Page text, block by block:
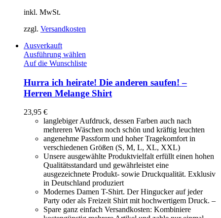
inkl. MwSt.
zzgl. Versandkosten
Ausverkauft
Ausführung wählen
Auf die Wunschliste
Hurra ich heirate! Die anderen saufen! –
Herren Melange Shirt
23,95 €
langlebiger Aufdruck, dessen Farben auch nach
mehreren Wäschen noch schön und kräftig leuchten
angenehme Passform und hoher Tragekomfort in
verschiedenen Größen (S, M, L, XL, XXL)
Unsere ausgewählte Produktvielfalt erfüllt einen hohen
Qualitätsstandard und gewährleistet eine
ausgezeichnete Produkt- sowie Druckqualität. Exklusiv
in Deutschland produziert
Modernes Damen T-Shirt. Der Hingucker auf jeder
Party oder als Freizeit Shirt mit hochwertigem Druck. –
Spare ganz einfach Versandkosten: Kombiniere